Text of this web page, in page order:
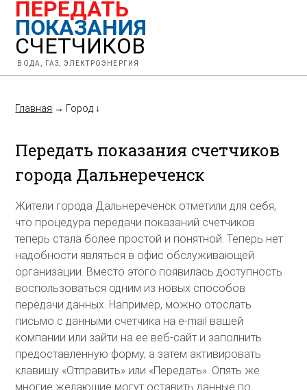
ПЕРЕДАТЬ
ПОКАЗАНИЯ
СЧЕТЧИКОВ
ВОДА, ГАЗ, ЭЛЕКТРОЭНЕРГИЯ
Главная → Город ↓
Передать показания счетчиков
города Дальнереченск
Жители города Дальнереченск отметили для себя,
что процедура передачи показаний счетчиков
теперь стала более простой и понятной. Теперь нет
надобности являться в офис обслуживающей
организации. Вместо этого появилась доступность
воспользоваться одним из новых способов
передачи данных. Например, можно отослать
письмо с данными счетчика на e-mail вашей
компании или зайти на ее веб-сайт и заполнить
предоставленную форму, а затем активировать
клавишу «Отправить» или «Передать». Опять же
многие желающие могут оставить данные по